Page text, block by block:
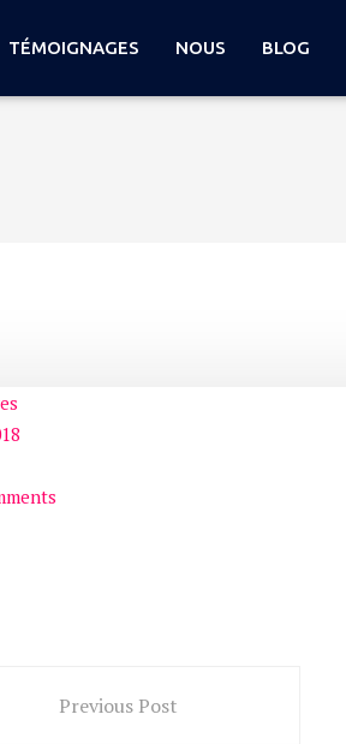
TÉMOIGNAGES NOUS BLOG
Previous Post